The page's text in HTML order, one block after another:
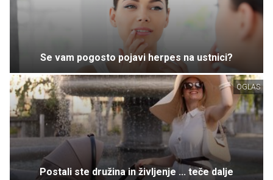
Se vam pogosto pojavi herpes na ustnici?
OGLAS
Postali ste družina in življenje ... teče dalje